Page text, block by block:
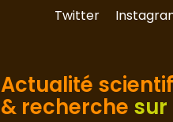
Twitter
Actualité
& recherche sur